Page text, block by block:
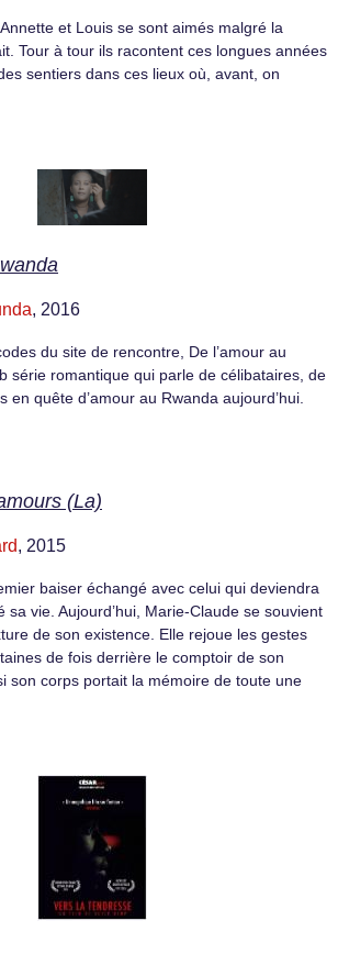
et Louis se sont aimés malgré la
Tour à tour ils racontent ces longues années
sentiers dans ces lieux où, avant, on
, 2016
du site de rencontre, De l’amour au
série romantique qui parle de célibataires, de
en quête d’amour au Rwanda aujourd’hui.
(La)
, 2015
baiser échangé avec celui qui deviendra
sa vie. Aujourd’hui, Marie-Claude se souvient
de son existence. Elle rejoue les gestes
de fois derrière le comptoir de son
son corps portait la mémoire de toute une